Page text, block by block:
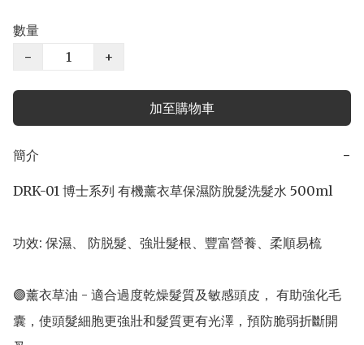
數量
−
+
加至購物車
簡介 −
DRK-01 博士系列 有機薰衣草保濕防脫髮洗髮水 500ml
功效: 保濕、 防脱髮、強壯髮根、豐富營養、柔順易梳
🟣薰衣草油 - 適合過度乾燥髮質及敏感頭皮， 有助強化毛
囊，使頭髮細胞更強壯和髮質更有光澤，預防脆弱折斷開